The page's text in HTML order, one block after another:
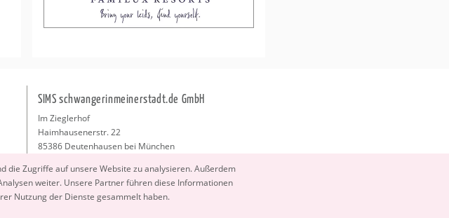
die Zu­grif­fe auf un­se­re Web­site zu ana­ly­sie­ren. Au­ßer­dem
wei­ter. Un­se­re Part­ner füh­ren diese In­for­ma­tio­nen
Nut­zung der Diens­te ge­sam­melt haben.
SIMS schwangerinmeinerstadt.de GmbH
Im Zieglerhof
Haimhausenerstr. 22
85386 Deutenhausen bei München